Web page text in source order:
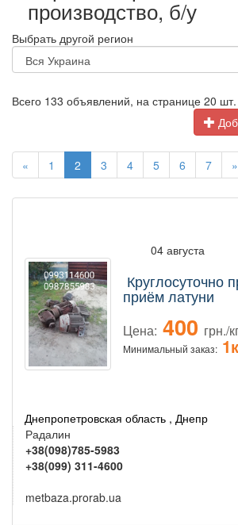
производство, б/у
Выбрать другой регион
Всего 133 объявлений, на странице 20 шт.
« 1 2 3 4 5 6 7 »
04 августа
Круглосуточно
приём латуни
Цена: 400 грн./
Минимальный заказ:
Днепропетровская область , Днепр
Радалин
+38(098)785-5983
+38(099) 311-4600
metbaza.prorab.ua